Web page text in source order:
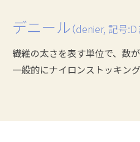
デニール（denier, 記号:D
繊維の太さを表す単位で、数
一般的にナイロンストッキン